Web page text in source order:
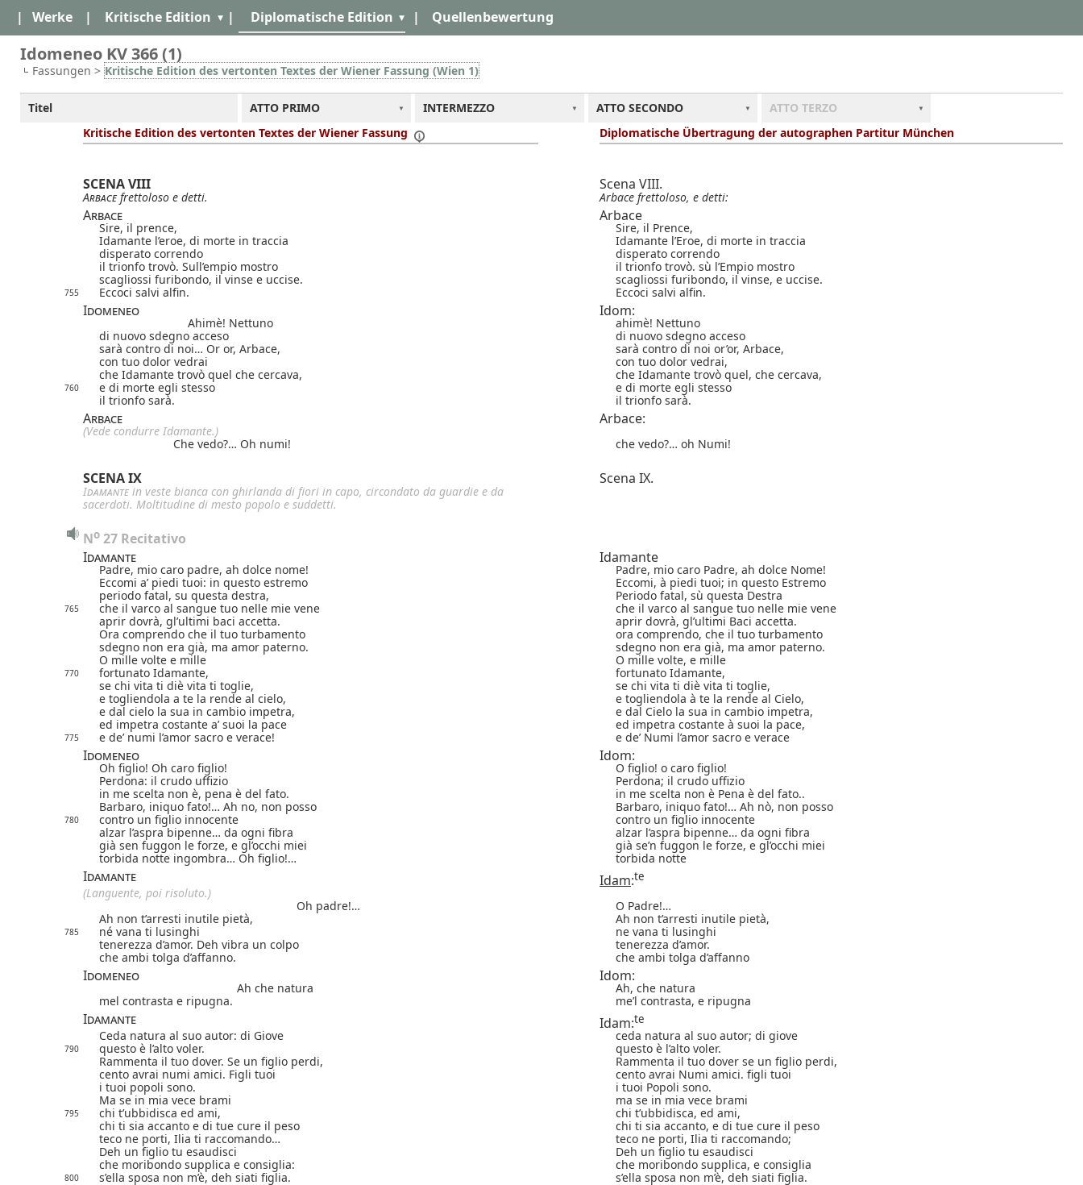
| Werke | Kritische Edition | Diplomatische Edition | Quellenbewertung
Idomeneo KV 366 (1)
Fassungen > Kritische Edition des vertonten Textes der Wiener Fassung (Wien 1)
Titel ATTO PRIMO INTERMEZZO ATTO SECONDO
ATTO TERZO
Kritische Edition des vertonten Textes der Wiener Fassung
Diplomatische Übertragung der autographen Partitur München
SCENA VIII Scena VIII.
Arbacefrettoloso e detti. Arbace frettoloso, e detti:
Arbace Arbace
Sire, il prence,
Sire, il Prence,
Idamante l’eroe, di morte in traccia
Idamante l’Eroe, di morte in traccia
disperato correndo
disperato correndo
il trionfo trovò. Sull’empio mostro
il trionfo trovò. sù l’Empio mostro
scagliossi furibondo, il vinse e uccise.
scagliossi furibondo, il vinse, e uccise.
755 Eccoci salvi alfin. Eccoci salvi alfin.
Idomeneo Idom:
Ahimè! Nettuno
ahimè! Nettuno
di nuovo sdegno acceso
di nuovo sdegno acceso
sarà contro di noi… Or or, Arbace,
sarà contro di noi or’or, Arbace,
con tuo dolor vedrai
con tuo dolor vedrai,
che Idamante trovò quel che cercava,
che Idamante trovò quel, che cercava,
760 e di morte egli stesso
e di morte egli stesso
il trionfo sarà.
il trionfo sarà.
Arbace Arbace:
(Vede condurre Idamante.)
Che vedo?… Oh numi!
che vedo?… oh Numi!
SCENA IX Scena IX.
Idamante in veste bianca con ghirlanda di fiori in capo, circondato da guardie e da
sacerdoti. Moltitudine di mesto popolo e suddetti.
No 27 Recitativo
Idamante
Idamante
Padre, mio caro padre, ah dolce nome!
Padre, mio caro Padre, ah dolce Nome!
Eccomi a’ piedi tuoi: in questo estremo
Eccomi, à piedi tuoi; in questo Estremo
periodo fatal, su questa destra,
Periodo fatal, sù questa Destra
765 che il varco al sangue tuo nelle mie vene
che il varco al sangue tuo nelle mie vene
aprir dovrà, gl’ultimi baci accetta.
aprir dovrà, gl’ultimi Baci accetta.
Ora comprendo che il tuo turbamento
ora comprendo, che il tuo turbamento
sdegno non era già, ma amor paterno.
sdegno non era già, ma amor paterno.
O mille volte e mille
O mille volte, e mille
770 fortunato Idamante,
fortunato Idamante,
se chi vita ti diè vita ti toglie,
se chi vita ti diè vita ti toglie,
e togliendola a te la rende al cielo,
e togliendola à te la rende al Cielo,
e dal cielo la sua in cambio impetra,
e dal Cielo la sua in cambio impetra,
ed impetra costante a’ suoi la pace
ed impetra costante à suoi la pace,
775 e de’ numi l’amor sacro e verace! e de’ Numi l’amor sacro e verace
Idomeneo Idom:
Oh figlio! Oh caro figlio!
O figlio! o caro figlio!
Perdona: il crudo uffizio
Perdona; il crudo uffizio
in me scelta non è, pena è del fato.
in me scelta non è Pena è del fato..
Barbaro, iniquo fato!… Ah no, non posso
Barbaro, iniquo fato!… Ah nò, non posso
780 contro un figlio innocente
contro un figlio innocente
alzar l’aspra bipenne… da ogni fibra
alzar l’aspra bipenne… da ogni fibra
già sen fuggon le forze, e gl’occhi miei
già se’n fuggon le forze, e gl’occhi miei
torbida notte ingombra… Oh figlio!… torbida notte
Idamante Idam:te
(Languente, poi risoluto.)
Oh padre!…
O Padre!…
Ah non t’arresti inutile pietà,
Ah non t’arresti inutile pietà,
785 né vana ti lusinghi
ne vana ti lusinghi
tenerezza d’amor. Deh vibra un colpo
tenerezza d’amor.
che ambi tolga d’affanno.
che ambi tolga d’affanno
Idomeneo Idom:
Ah che natura
Ah, che natura
mel contrasta e ripugna.
me’l contrasta, e ripugna
Idamante Idam:te
Ceda natura al suo autor: di Giove ceda natura al suo autor; di giove
790 questo è l’alto voler.
questo è l’alto voler.
Rammenta il tuo dover. Se un figlio perdi,
Rammenta il tuo dover se un figlio perdi,
cento avrai numi amici. Figli tuoi
cento avrai Numi amici. figli tuoi
i tuoi popoli sono.
i tuoi Popoli sono.
Ma se in mia vece brami
ma se in mia vece brami
795 chi t’ubbidisca ed ami,
chi t’ubbidisca, ed ami,
chi ti sia accanto e di tue cure il peso
chi ti sia accanto, e di tue cure il peso
teco ne porti, Ilia ti raccomando…
teco ne porti, Ilia ti raccomando;
Deh un figlio tu esaudisci
Deh un figlio tu esaudisci
che moribondo supplica e consiglia:
che moribondo supplica, e consiglia
800 s’ella sposa non m’è, deh siati figlia. s’ella sposa non m’è, deh siati figlia.